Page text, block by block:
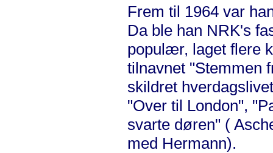
Frem til 1964 var
Da ble han NRK's
populær, laget flere
tilnavnet "Stemmen
skildret
"Over til London",
svarte døren" (
med Hermann).